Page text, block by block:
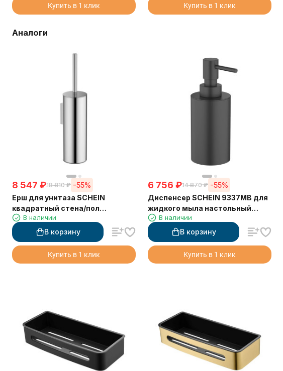
Купить в 1 клик Купить в 1 клик
Аналоги
8 547 ₽18 810 ₽ -55%
Ерш для унитаза SCHEIN
квадратный стена/пол
хромированный (9364CH)
В наличии
В корзину
Купить в 1 клик
6 756 ₽14 870 ₽ -55%
Диспенсер SCHEIN 9337MB для
жидкого мыла настольный
черный
В наличии
В корзину
Купить в 1 клик